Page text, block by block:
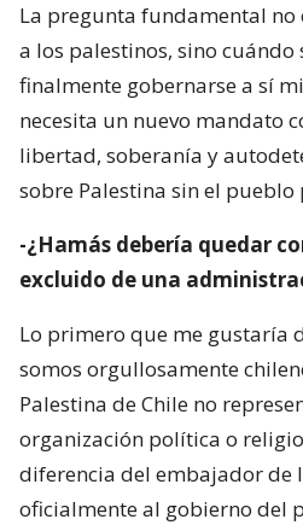
La pregunta fundamental
a los palestinos, sino
finalmente gobernarse a sí
necesita un nuevo mandato
libertad, soberanía y
sobre Palestina sin el pueblo
-¿Hamás debería quedar
excluido de una
Lo primero que me gustaría
somos orgullosamente
Palestina de Chile no
organización política o
diferencia del embajador de
oficialmente al gobierno del